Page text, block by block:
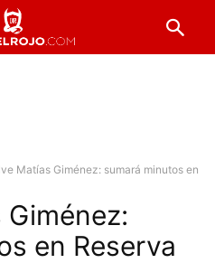
Matías Giménez: sumará minutos en
en Reserva